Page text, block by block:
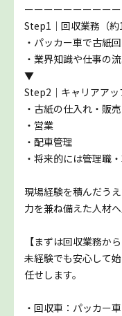
ーーーーーーーーーー
Step1｜回収業務（約1
・パッカー車で古紙
・業界知識や仕事の
▼
Step2｜キャリアアッ
・古紙の仕入れ・販売
・営業
・配車管理
・将来的には管理職
現場経験を積んだう
力を兼ね備えた人材へ
【まずは回収業務か
未経験でも安心して
任せします。
・回収車：パッカー